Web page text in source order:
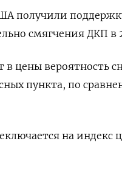
получили
смягчения ДКП в
в цены вероятность
пункта, по
на индекс